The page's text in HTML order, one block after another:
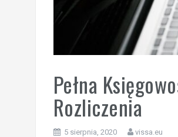
Pełna
Rozliczenia
5 sierpnia, 2020 vissa.eu